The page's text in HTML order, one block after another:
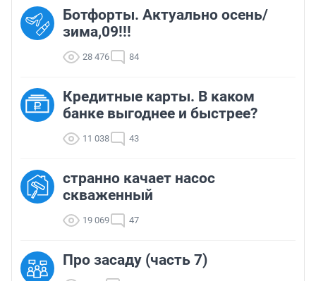
Ботфорты. Актуально осень/
зима,09!!!
28 476 84
Кредитные карты. В каком
банке выгоднее и быстрее?
11 038 43
странно качает насос
скваженный
19 069 47
Про засаду (часть 7)